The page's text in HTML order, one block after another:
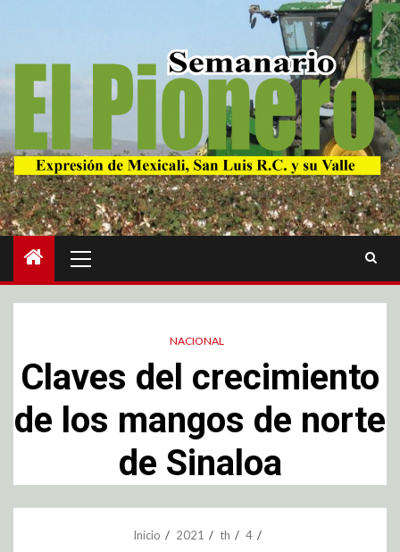
NACIONAL
Claves del crecimiento
de los mangos de norte
de Sinaloa
Inicio 2021 th
4